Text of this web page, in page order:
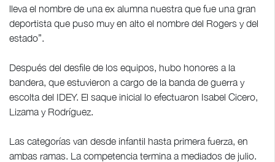
lleva el nombre de una ex alumna nuestra que fue una gran
deportista que puso muy en alto el nombre del Rogers y del
estado”.
Después del desfile de los equipos, hubo honores a la
bandera, que estuvieron a cargo de la banda de guerra y
escolta del IDEY. El saque inicial lo efectuaron Isabel Cicero,
Lizama y Rodríguez.
Las categorías van desde infantil hasta primera fuerza, en
ambas ramas. La competencia termina a mediados de julio.